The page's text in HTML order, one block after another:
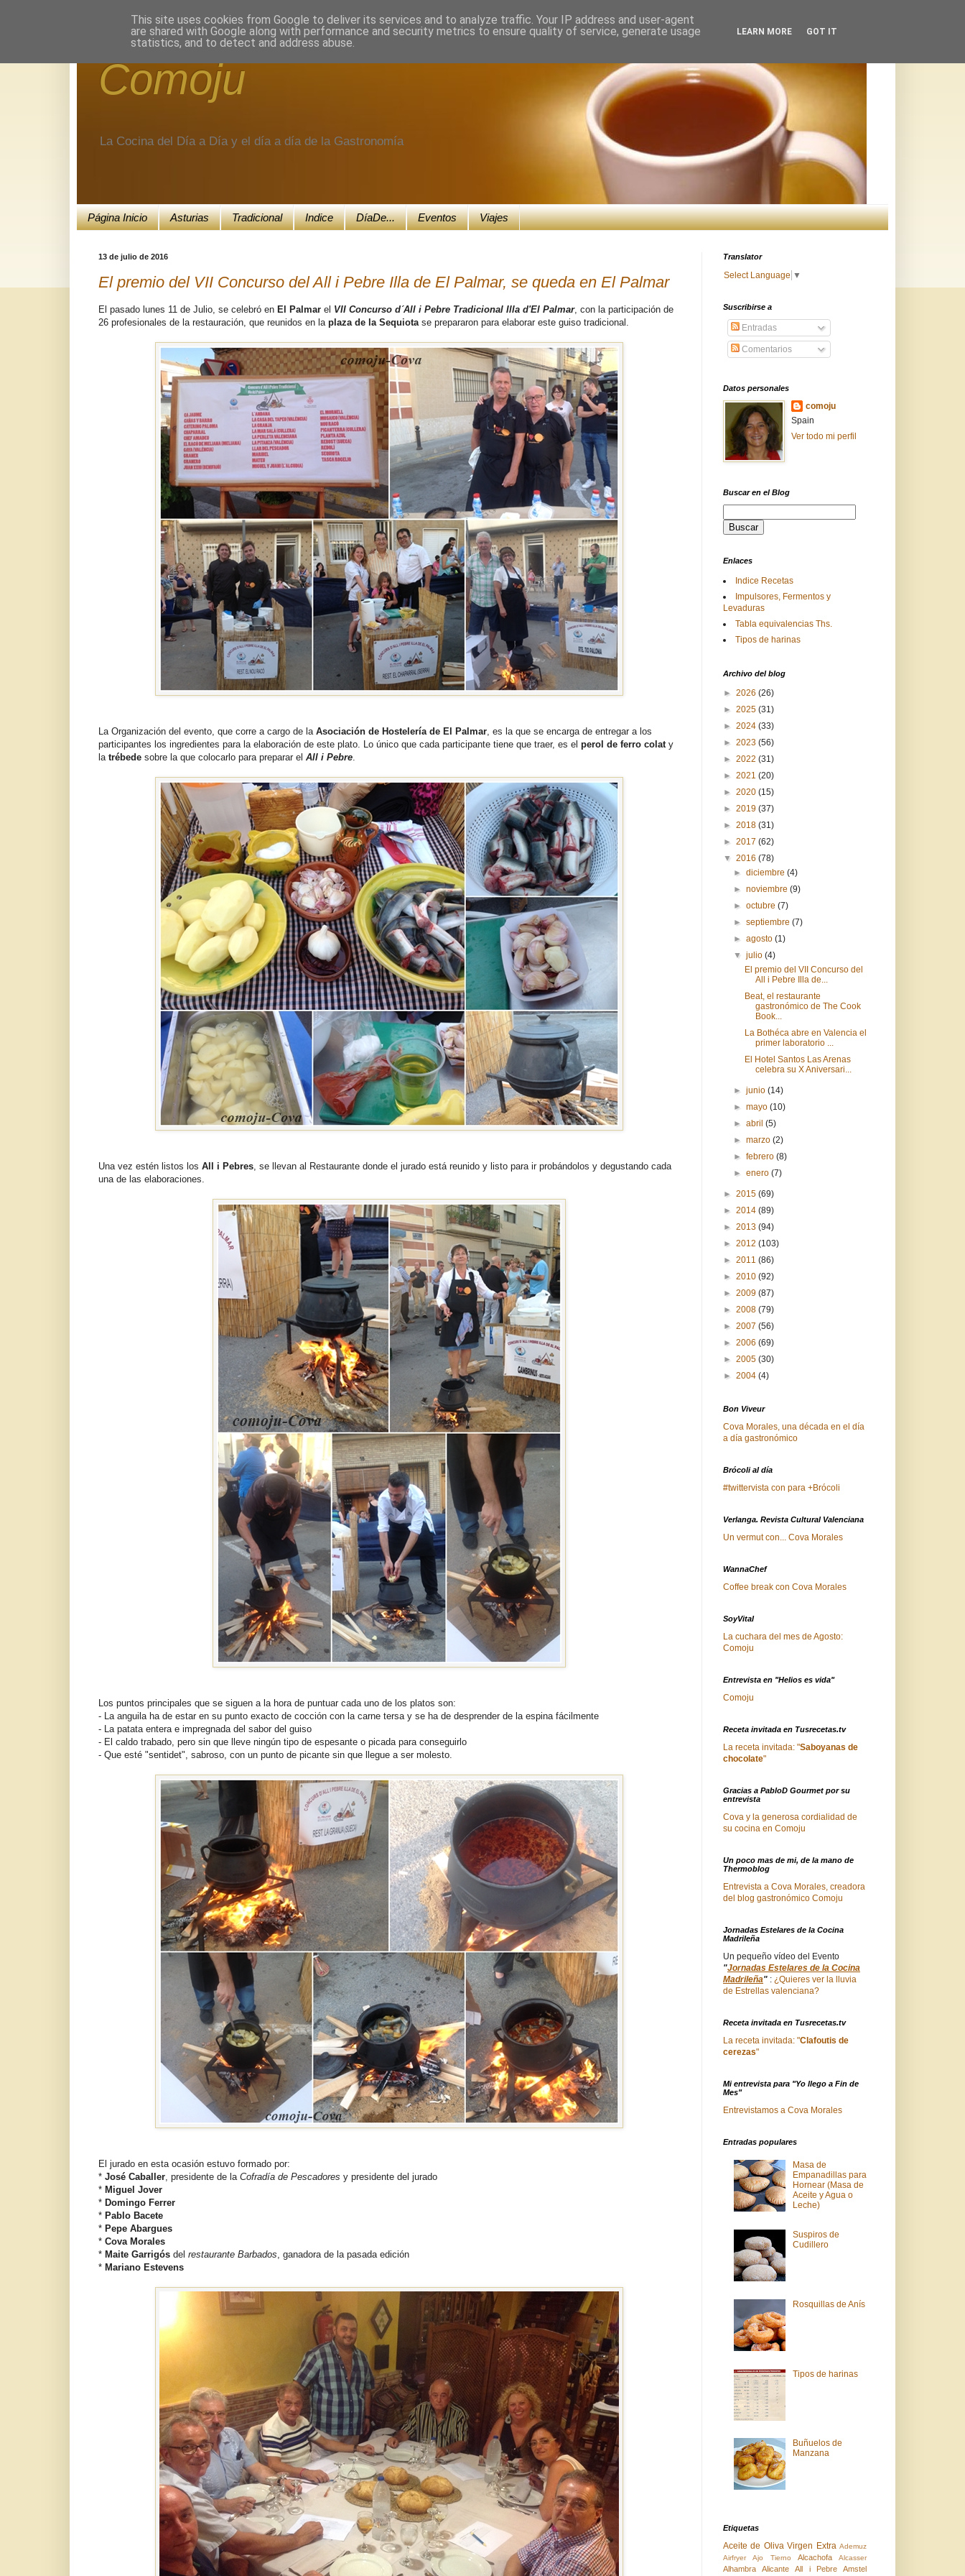
Comoju
La Cocina del Día a Día y el día a día de la Gastronomía
Página Inicio Asturias Tradicional Indice DíaDe... Eventos Viajes
13 de julio de 2016
El premio del VII Concurso del All i Pebre Illa de El Palmar, se queda en El Palmar
El pasado lunes 11 de Julio, se celebró en El Palmar el VII Concurso d´All i Pebre Tradicional Illa d'El Palmar, con la participación de
26 profesionales de la restauración, que reunidos en la plaza de la Sequiota se prepararon para elaborar este guiso tradicional.
La Organización del evento, que corre a cargo de la Asociación de Hostelería de El Palmar , es la que se encarga de entregar a los
participantes los ingredientes para la elaboración de este plato. Lo único que cada participante tiene que traer, es el perol de ferro colat y
la trébede sobre la que colocarlo para preparar el All i Pebre
Una vez estén listos los All i Pebres , se llevan al Restaurante donde el jurado está reunido y listo para ir probándolos y degustando cada
una de las elaboraciones.
Los puntos principales que se siguen a la hora de puntuar cada uno de los platos son:
- La anguila ha de estar en su punto exacto de cocción con la carne tersa y se ha de desprender de la espina fácilmente
- La patata entera e impregnada del sabor del guiso
- El caldo trabado, pero sin que lleve ningún tipo de espesante o picada para conseguirlo
- Que esté "sentidet", sabroso, con un punto de picante sin que llegue a ser molesto.
El jurado en esta ocasión estuvo formado por:
* José Caballer , presidente de la Cofradía de Pescadores y presidente del jurado
* Miguel Jover
* Domingo Ferrer
* Pablo Bacete
* Pepe Abargues
* Cova Morales
* Maite Garrigós del restaurante Barbados , ganadora de la pasada edición
* Mariano Estevens
Translator
Select Language ▼
Suscribirse a
Entradas
Comentarios
Datos personales
comoju
Spain
Ver todo mi perfil
Buscar en el Blog
Enlaces
Indice Recetas
Impulsores, Fermentos y
Levaduras
Tabla equivalencias Ths.
Tipos de harinas
Archivo del blog
► 2026 (26)
► 2025 (31)
► 2024 (33)
► 2023 (56)
► 2022 (31)
► 2021 (20)
► 2020 (15)
► 2019 (37)
► 2018 (31)
► 2017 (62)
▼ 2016 (78)
►diciembre(4)
►noviembre(9)
►octubre(7)
►septiembre(7)
►agosto(1)
▼julio(4)
El premio del VII Concurso del
All i Pebre Illa de...
Beat, el restaurante
gastronómico de The Cook
Book...
La Bothéca abre en Valencia el
primer laboratorio ...
El Hotel Santos Las Arenas
celebra su X Aniversari...
►junio(14)
►mayo(10)
►abril(5)
►marzo(2)
►febrero(8)
►enero(7)
► 2015 (69)
► 2014 (89)
► 2013 (94)
► 2012 (103)
► 2011 (86)
► 2010 (92)
► 2009 (87)
► 2008 (79)
► 2007 (56)
► 2006 (69)
► 2005 (30)
► 2004 (4)
Bon Viveur
Cova Morales, una década en el día
a día gastronómico
Brócoli al día
#twittervista con para +Brócoli
Verlanga. Revista Cultural Valenciana
Un vermut con... Cova Morales
WannaChef
Coffee break con Cova Morales
SoyVital
La cuchara del mes de Agosto:
Comoju
Entrevista en "Helios es vida"
Comoju
Receta invitada en Tusrecetas.tv
La receta invitada: "Saboyanas de
chocolate"
Gracias a PabloD Gourmet por su
entrevista
Cova y la generosa cordialidad de
su cocina en Comoju
Un poco mas de mi, de la mano de
Thermoblog
Entrevista a Cova Morales, creadora
del blog gastronómico Comoju
Jornadas Estelares de la Cocina
Madrileña
Un pequeño vídeo del Evento
"Jornadas Estelares de la Cocina
Madrileña" : ¿Quieres ver la lluvia
de Estrellas valenciana?
Receta invitada en Tusrecetas.tv
La receta invitada: "Clafoutis de
cerezas"
Mi entrevista para "Yo llego a Fin de
Mes"
Entrevistamos a Cova Morales
Entradas populares
Masa de
Empanadillas para
Hornear (Masa de
Aceite y Agua o
Leche)
Suspiros de
Cudillero
Rosquillas de Anís
Tipos de harinas
Buñuelos de
Manzana
Etiquetas
Aceite de Oliva Virgen Extra Ademuz
Airfryer
Ajo Tierno Alcachofa Alcasser
Alhambra Alicante All i Pebre
Amstel
This site uses cookies from Google to deliver its services and to analyze traffic. Your IP address and user-agent
are shared with Google along with performance and security metrics to ensure quality of service, generate usage
statistics, and to detect and address abuse.
LEARN MORE GOT IT